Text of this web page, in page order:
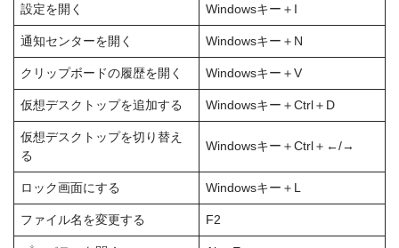
設定を開く Windowsキー＋I
通知センターを開く Windowsキー＋N
クリップボードの履歴を開く Windowsキー＋V
仮想デスクトップを追加する Windowsキー＋Ctrl＋D
仮想デスクトップを切り替え
る
Windowsキー＋Ctrl＋←/→
ロック画面にする Windowsキー＋L
ファイル名を変更する F2